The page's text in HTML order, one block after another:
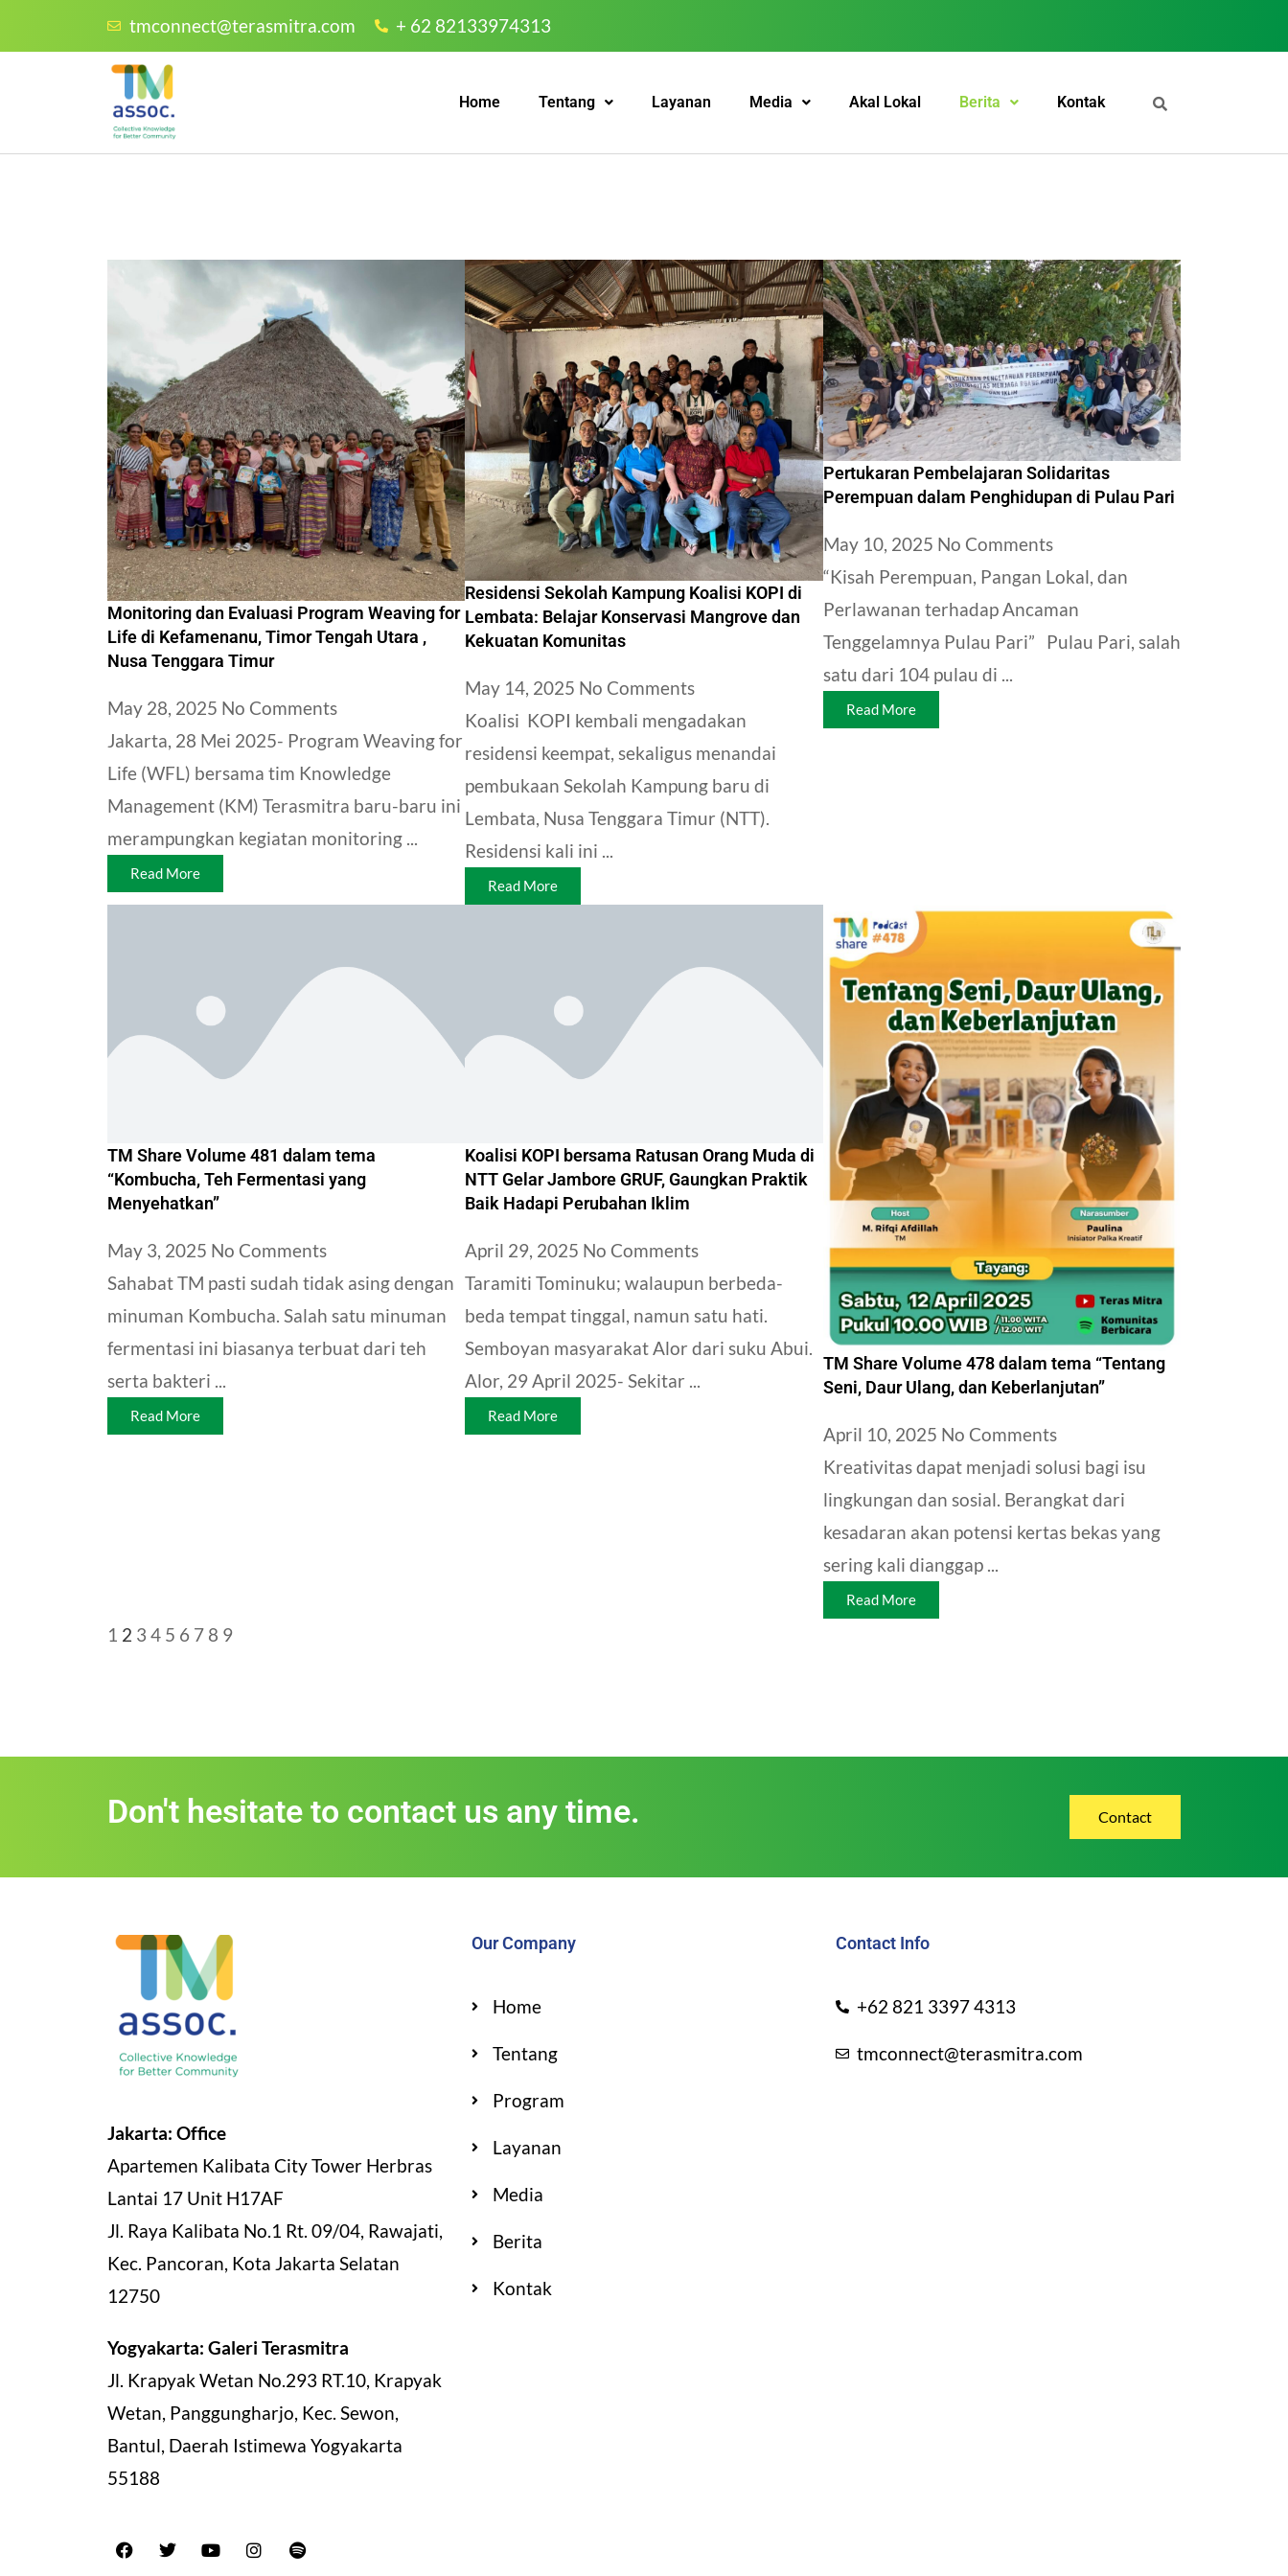
tmconnect@terasmitra.com + 62 82133974313
Home Tentang Layanan Media Akal Lokal Berita Kontak
Monitoring dan Evaluasi Program Weaving for
Life di Kefamenanu, Timor Tengah Utara ,
Nusa Tenggara Timur
May 28, 2025 No Comments
Jakarta, 28 Mei 2025- Program Weaving for
Life (WFL) bersama tim Knowledge
Management (KM) Terasmitra baru-baru ini
merampungkan kegiatan monitoring ...
Read More
Residensi Sekolah Kampung Koalisi KOPI di
Lembata: Belajar Konservasi Mangrove dan
Kekuatan Komunitas
May 14, 2025 No Comments
Koalisi KOPI kembali mengadakan
residensi keempat, sekaligus menandai
pembukaan Sekolah Kampung baru di
Lembata, Nusa Tenggara Timur (NTT).
Residensi kali ini ...
Read More
Pertukaran Pembelajaran Solidaritas
Perempuan dalam Penghidupan di Pulau Pari
May 10, 2025 No Comments
“Kisah Perempuan, Pangan Lokal, dan
Perlawanan terhadap Ancaman
Tenggelamnya Pulau Pari” Pulau Pari, salah
satu dari 104 pulau di ...
Read More
TM Share Volume 481 dalam tema
“Kombucha, Teh Fermentasi yang
Menyehatkan”
May 3, 2025 No Comments
Sahabat TM pasti sudah tidak asing dengan
minuman Kombucha. Salah satu minuman
fermentasi ini biasanya terbuat dari teh
serta bakteri ...
Read More
Koalisi KOPI bersama Ratusan Orang Muda di
NTT Gelar Jambore GRUF, Gaungkan Praktik
Baik Hadapi Perubahan Iklim
April 29, 2025 No Comments
Taramiti Tominuku; walaupun berbeda-
beda tempat tinggal, namun satu hati.
Semboyan masyarakat Alor dari suku Abui.
Alor, 29 April 2025- Sekitar ...
Read More
TM Share Volume 478 dalam tema “Tentang
Seni, Daur Ulang, dan Keberlanjutan”
April 10, 2025 No Comments
Kreativitas dapat menjadi solusi bagi isu
lingkungan dan sosial. Berangkat dari
kesadaran akan potensi kertas bekas yang
sering kali dianggap ...
Read More
1 2 3 4 5 6 7 8 9
Don't hesitate to contact us any time. Contact
Jakarta: Office
Apartemen Kalibata City Tower Herbras
Lantai 17 Unit H17AF
Jl. Raya Kalibata No.1 Rt. 09/04, Rawajati,
Kec. Pancoran, Kota Jakarta Selatan
12750
Yogyakarta: Galeri Terasmitra
Jl. Krapyak Wetan No.293 RT.10, Krapyak
Wetan, Panggungharjo, Kec. Sewon,
Bantul, Daerah Istimewa Yogyakarta
55188
Our Company
Home
Tentang
Program
Layanan
Media
Berita
Kontak
Contact Info
+62 821 3397 4313
tmconnect@terasmitra.com